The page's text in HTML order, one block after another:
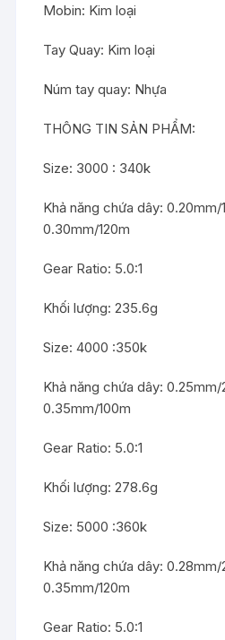
Mobin: Kim loại
Tay Quay: Kim loại
Núm tay quay: Nhựa
THÔNG TIN SẢN PHẨM:
Size: 3000 : 340k
Khả năng chứa dây:
0.30mm/120m
Gear Ratio: 5.0:1
Khối lượng: 235.6g
Size: 4000 :350k
Khả năng chứa dây:
0.35mm/100m
Gear Ratio: 5.0:1
Khối lượng: 278.6g
Size: 5000 :360k
Khả năng chứa dây:
0.35mm/120m
Gear Ratio: 5.0:1